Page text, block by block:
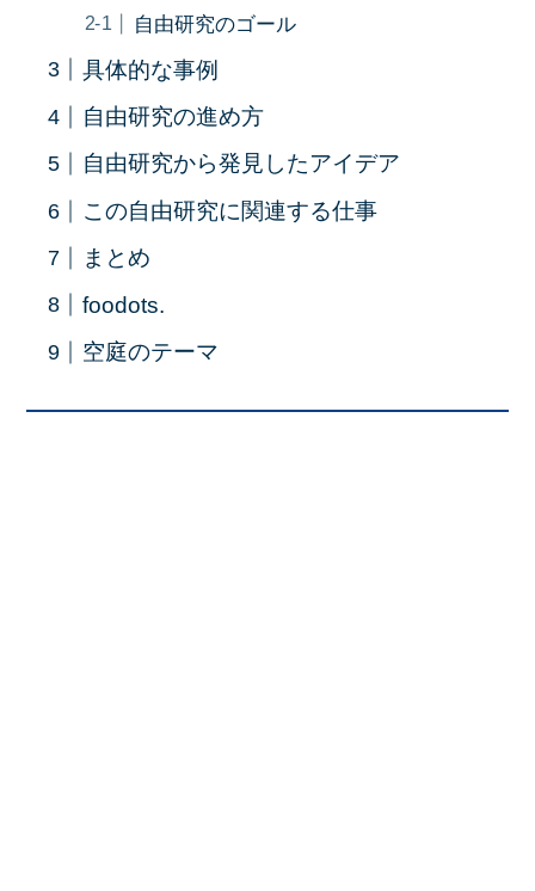
自由研究のゴール
具体的な事例
自由研究の進め方
自由研究から発見したアイデア
この自由研究に関連する仕事
まとめ
foodots.
空庭のテーマ